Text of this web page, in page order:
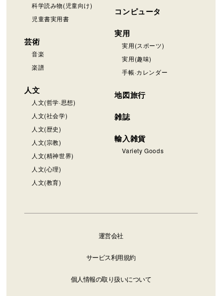
科学読み物(児童向け)
児童書実用書
芸術
音楽
楽譜
人文
人文(哲学·思想)
人文(社会学)
人文(歴史)
人文(宗教)
人文(精神世界)
人文(心理)
人文(教育)
コンピュータ
実用
実用(スポーツ)
実用(趣味)
手帳·カレンダー
地図旅行
雑誌
輸入雑貨
Variety Goods
運営会社
サービス利用規約
個人情報の取り扱いについて